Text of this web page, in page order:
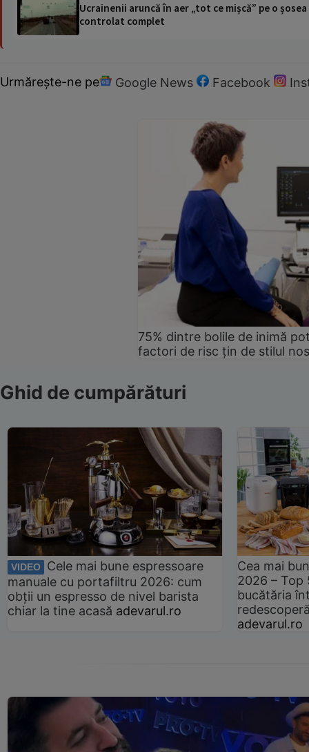
Ucrainenii aruncă în aer „tot ce mișcă” pe o
controlat complet
Urmărește-ne pe Google News Facebook
75% dintre bolile de inimă
factori de risc țin de stilul
Ghid de cumpărături
VIDEO
Cele mai bune espressoare
manuale cu portafiltru 2026: cum
obții un espresso de nivel barista
chiar la tine acasă adevarul.ro
Cea mai
2026 –
bucătăria
adevarul.ro